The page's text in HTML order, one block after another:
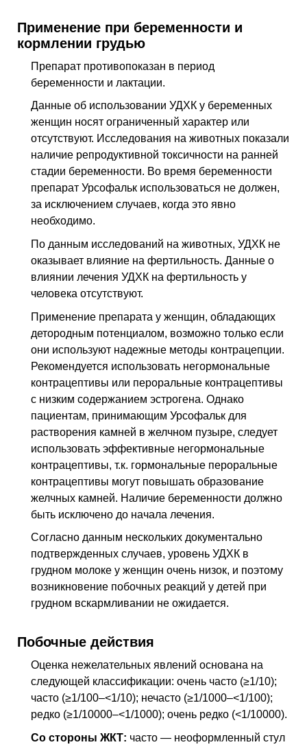
Применение при беременности и
кормлении грудью
Препарат противопоказан в период
беременности и лактации.
Данные об использовании УДХК у беременных
женщин носят ограниченный характер или
отсутствуют. Исследования на животных показали
наличие репродуктивной токсичности на ранней
стадии беременности. Во время беременности
препарат Урсофальк использоваться не должен,
за исключением случаев, когда это явно
необходимо.
По данным исследований на животных, УДХК не
оказывает влияние на фертильность. Данные о
влиянии лечения УДХК на фертильность у
человека отсутствуют.
Применение препарата у женщин, обладающих
детородным потенциалом, возможно только если
они используют надежные методы контрацепции.
Рекомендуется использовать негормональные
контрацептивы или пероральные контрацептивы
с низким содержанием эстрогена. Однако
пациентам, принимающим Урсофальк для
растворения камней в желчном пузыре, следует
использовать эффективные негормональные
контрацептивы, т.к. гормональные пероральные
контрацептивы могут повышать образование
желчных камней. Наличие беременности должно
быть исключено до начала лечения.
Согласно данным нескольких документально
подтвержденных случаев, уровень УДХК в
грудном молоке у женщин очень низок, и поэтому
возникновение побочных реакций у детей при
грудном вскармливании не ожидается.
Побочные действия
Оценка нежелательных явлений основана на
следующей классификации: очень часто (≥1/10);
часто (≥1/100–<1/10); нечасто (≥1/1000–<1/100);
редко (≥1/10000–<1/1000); очень редко (<1/10000).
Со стороны ЖКТ: часто — неоформленный стул